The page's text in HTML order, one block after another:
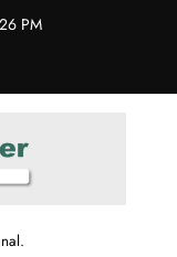
PM